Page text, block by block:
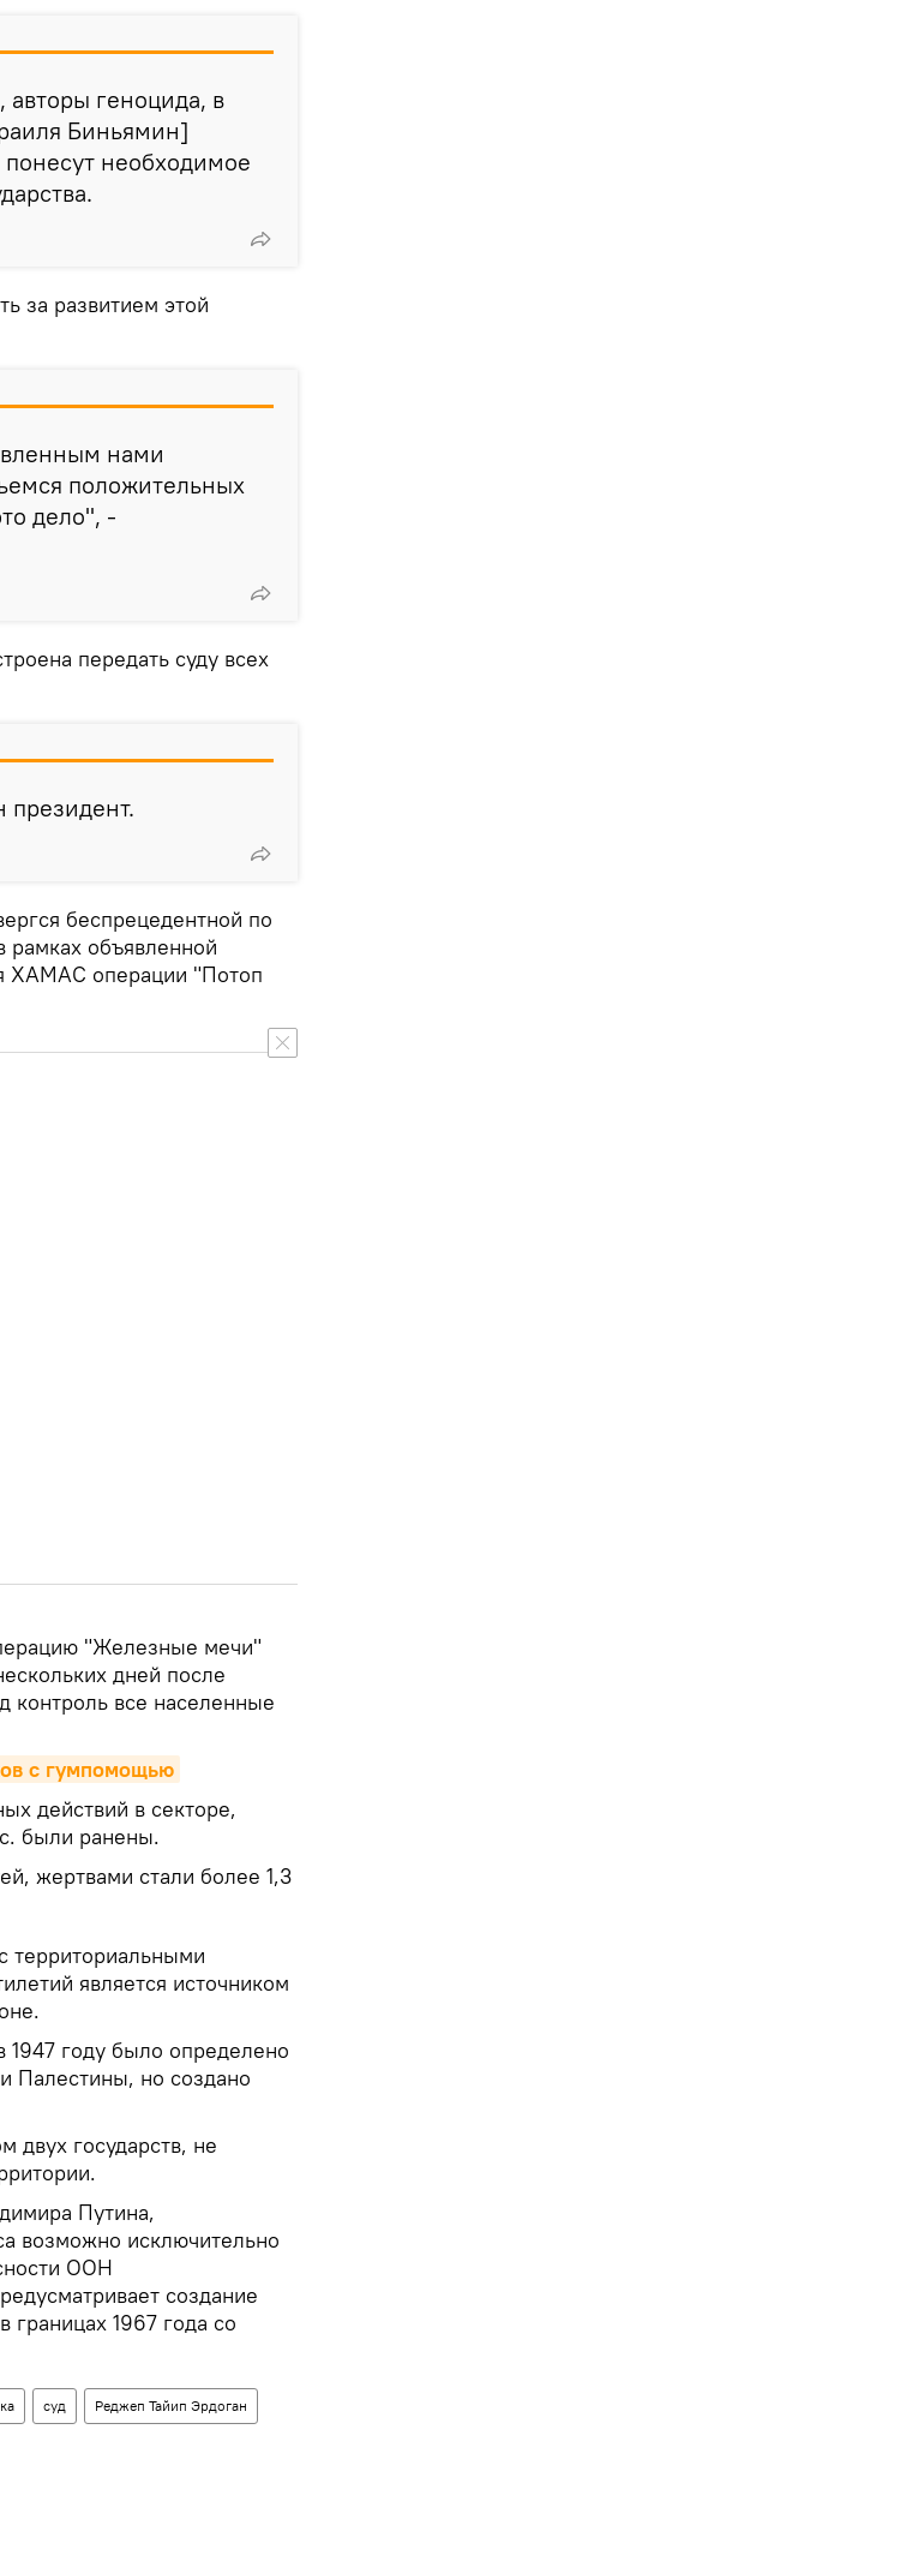
геноцида, в
Биньямин]
необходимое
за развитием этой
нами
положительных
дело", -
передать суду всех
президент.
беспрецедентной по
рамках объявленной
ХАМАС операции "Потоп
"Железные мечи"
дней после
контроль все населенные
с гумпомощью
действий в секторе,
были ранены.
жертвами стали более 1,3
территориальными
является источником
году было определено
Палестины, но создано
двух государств, не
Путина,
возможно исключительно
ООН
создание
границах 1967 года со
суд Реджеп Тайип Эрдоган